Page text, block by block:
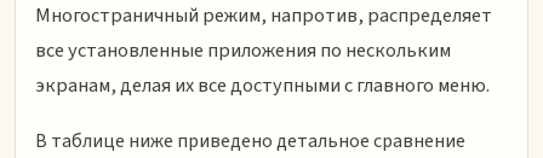
Многостраничный режим, напротив, распределяет
все установленные приложения по нескольким
экранам, делая их все доступными с главного меню.
В таблице ниже приведено детальное сравнение